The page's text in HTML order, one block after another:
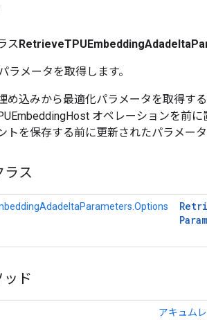
ス
ラメータを取得します。
め込みから最適化パラメータを取得す
オペレーションを前
トを保存する前に更新されたパラメー
ラス
ド
アキュム